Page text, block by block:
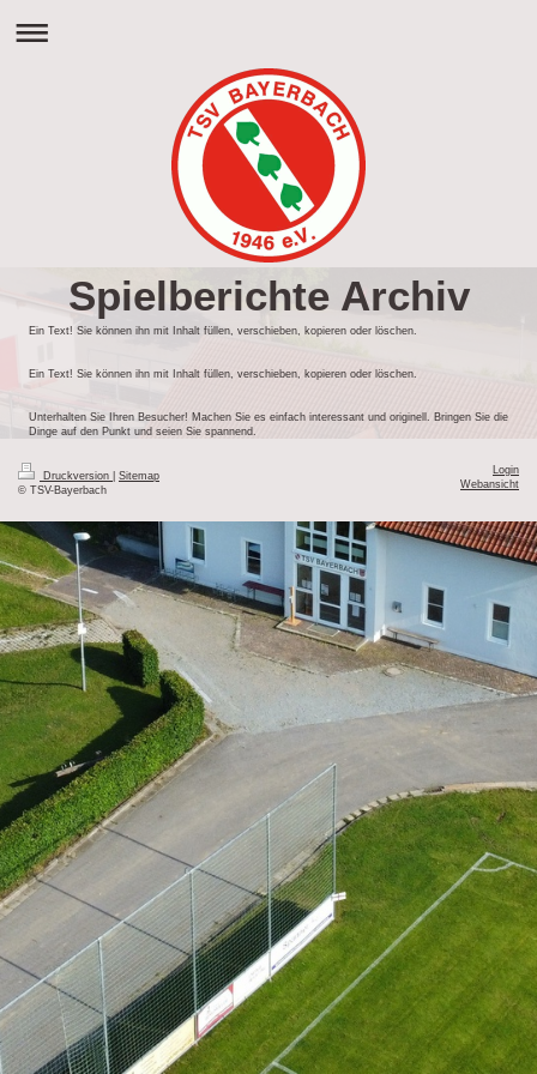
Spielberichte Archiv
Ein Text! Sie können ihn mit Inhalt füllen, verschieben, kopieren oder löschen.
Ein Text! Sie können ihn mit Inhalt füllen, verschieben, kopieren oder löschen.
Unterhalten Sie Ihren Besucher! Machen Sie es einfach interessant und originell. Bringen Sie die
Dinge auf den Punkt und seien Sie spannend.
Druckversion
Sitemap
© TSV-Bayerbach
Login
Webansicht